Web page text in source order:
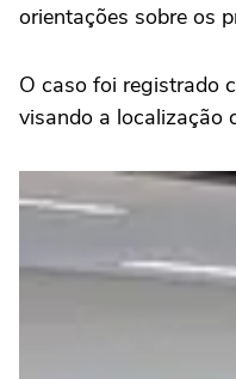
orientações sobre os
O caso foi registrado
visando a localização